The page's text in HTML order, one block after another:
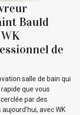
Bauld
de
salle de bain qui
que vous
par des
avec WK